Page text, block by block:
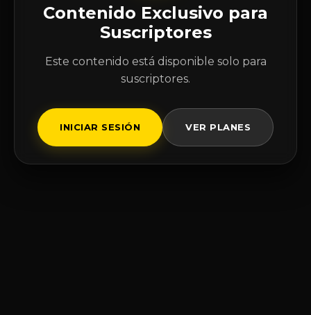
Contenido Exclusivo para
Suscriptores
Este contenido está disponible solo para
suscriptores.
INICIAR SESIÓN VER PLANES